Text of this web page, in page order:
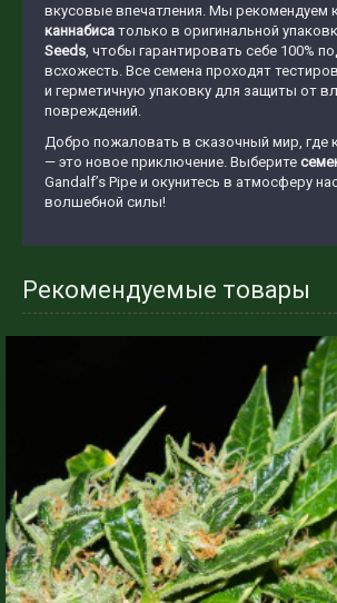
вкусовые впечатления. Мы рекомендуем
каннабиса только в оригинальной
Seeds, чтобы гарантировать себе 100%
всхожесть. Все семена проходят
и герметичную упаковку для защиты от
повреждений.
Добро пожаловать в сказочный мир, где
— это новое приключение. Выберите
Gandalf’s Pipe и окунитесь в атмосферу
волшебной силы!
Рекомендуемые товары